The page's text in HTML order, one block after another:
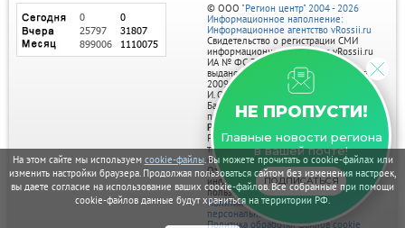
На этом сайте мы используем cookie-файлы. Вы можете прочитать о cookie-файлах или
изменить настройки браузера. Продолжая пользоваться сайтом без изменения настроек,
вы даете согласие на использование ваших cookie-файлов. Все собранные при помощи
cookie-файлов данные будут храниться на территории РФ.
НЕ ПРОПУСТИ!
Главные новости региона
в вашей почте!
ПОДПИСАТЬСЯ
© ООО "Регион центр" 2004 - 2026
Информационное наполнение:
Информационное агентство vRossii.ru
Свидетельство о регистрации СМИ
информационного агентства vRossii.ru
ИА № ФС 77‑35502
выдано РОСКОМНАДЗОРом 04 марта
2009г.
И. О. Главного редактора Нарыков А. Н.
Баннеры на портале размещаются на
правах рекламы.
Реклама на портале:
Рекламное агентство "Умный маркетинг"
тел. 7-910-267-70-40,
email: umnyy.marketing@yandex.ru
Отдельные публикации могут содержать
информацию, не предназначенную для
пользователей до 18 лет.
Политика в отношении обработки
персональных данных
Политика обработки файлов cookie